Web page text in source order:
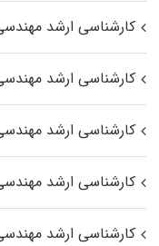
کارشناسی ارشد
کارشناسی ارشد
کارشناسی ارشد
کارشناسی ارشد
کارشناسی ارشد